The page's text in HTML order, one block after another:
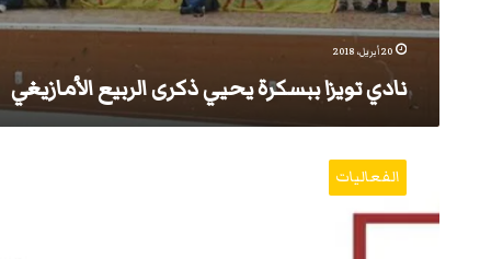
20 أبريل، 2018
نادي تويزا ببسكرة يحيي ذكرى الربيع الأمازيغي
بسكرث
الفعاليات